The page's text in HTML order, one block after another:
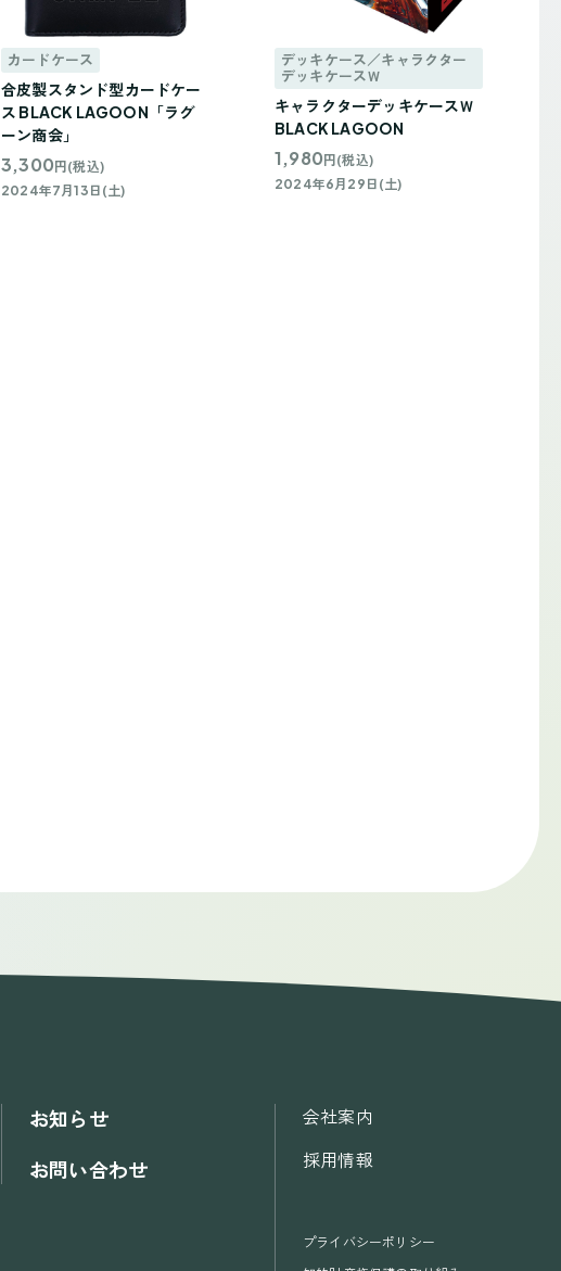
カードケース
合皮製スタンド型カードケー
ス BLACK LAGOON「ラグ
ーン商会」
3,300 円(税込)
2024年7月13日(土)
デッキケース／キャラクター
デッキケースＷ
キャラクターデッキケースＷ
BLACK LAGOON
1,980 円(税込)
2024年6月29日(土)
お知らせ
お問い合わせ
会社案内
採用情報
プライバシーポリシー